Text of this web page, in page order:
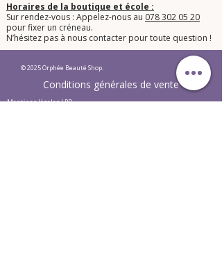
Horaires de la boutique et école :
Sur rendez-vous : Appelez-nous au 078 302 05 20
pour fixer un créneau.
​N’hésitez pas à nous contacter pour toute question !​
© 2025 Orphée Beauté Shop.
Conditions générales de vente
Mentions légales LPD